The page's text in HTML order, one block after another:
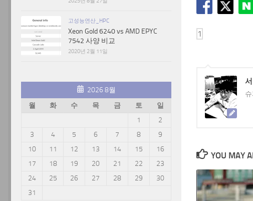
YOU MAY
고성능연산_HPC
Xeon Gold 6240 vs AMD EPYC
7542 사양 비교
2020년 2월 11일
2026 8월
월
화 수 목 금 토
일
1
2
3
4 5 6 7 8
9
10
11 12 13 14 15
16
17
18 19 20 21 22
23
24
25 26 27 28 29
30
31